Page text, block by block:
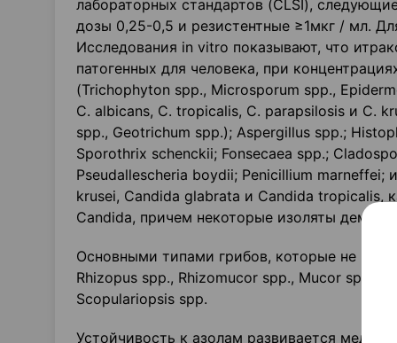
лабораторных стандартов (CLSI),
дозы 0,25-0,5 и резистентные ≥1мкг / мл.
Исследования in vitro показывают, что
патогенных для человека, при
(Trichophyton spp., Microsporum spp.,
С. albicans, С. tropicalis, С. parapsilosis и С.
spp., Geotrichum spp.); Aspergillus spp.;
Sporothrix schenckii; Fonsecaea spp.;
Pseudallescheria boydii; Penicillium
krusei, Candida glabrata и Candida tropicalis,
Candida, причем некоторые изоляты
Основными типами грибов, которые не
Rhizopus spp., Rhizomucor spp., Mucor spp. и
Scopulariopsis spp.
Устойчивость к азолам развивается